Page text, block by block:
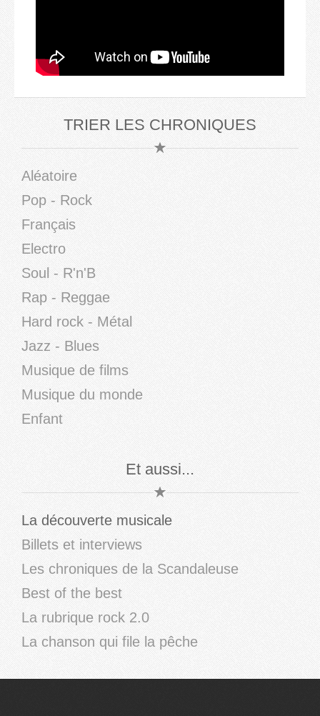
TRIER LES CHRONIQUES
Aléatoire
Pop - Rock
Français
Electro
Soul - R'n'B
Rap - Reggae
Hard rock - Métal
Jazz - Blues
Musique de films
Musique du monde
Enfant
Et aussi...
La découverte musicale
Billets et interviews
Les chroniques de la Scandaleuse
Best of the best
La rubrique rock 2.0
La chanson qui file la pêche